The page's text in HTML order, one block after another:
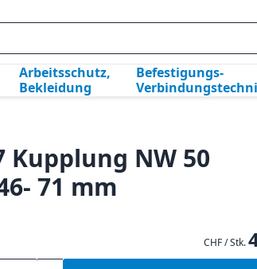
Arbeitsschutz,
Bekleidung
Befestigungs-
NW 50
71 mm
CHF / Stk.